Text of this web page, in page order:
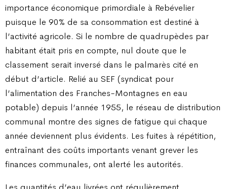
importance économique primordiale à Rebévelier
puisque le 90% de sa consommation est destiné à
l’activité agricole. Si le nombre de quadrupèdes par
habitant était pris en compte, nul doute que le
classement serait inversé dans le palmarès cité en
début d’article. Relié au SEF (syndicat pour
l’alimentation des Franches-Montagnes en eau
potable) depuis l’année 1955, le réseau de distribution
communal montre des signes de fatigue qui chaque
année deviennent plus évidents. Les fuites à répétition,
entraînant des coûts importants venant grever les
finances communales, ont alerté les autorités.